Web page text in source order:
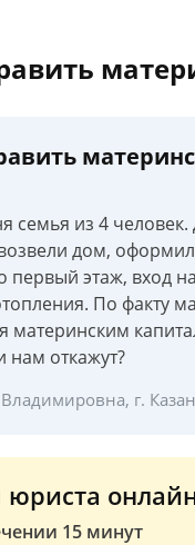
семья из 4
дом,
первый этаж, вход
По факту
материнским
нам откажут?
г.
юриста
15 минут